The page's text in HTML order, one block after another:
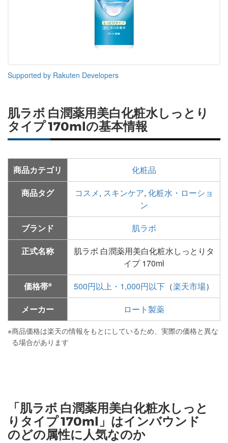
Supported by Rakuten Developers
肌ラボ 白潤薬用美白化粧水しっとり
タイプ 170mlの基本情報
商品カテゴリ
化粧品
商品タグ
コスメ, スキンケア, 化粧水・ローショ
ン
ブランド
肌ラボ
正式名称
肌ラボ 白潤薬用美白化粧水しっとりタ
イプ 170ml
価格帯※ 500円以上・1,000円以下 （楽天市場）
メーカー
ロート製薬
※商品価格は楽天の情報をもとにしているため、実際の価格と異な
る場合があります
「肌ラボ 白潤薬用美白化粧水しっと
りタイプ 170ml」はインバウンド
のどの属性に人気なのか